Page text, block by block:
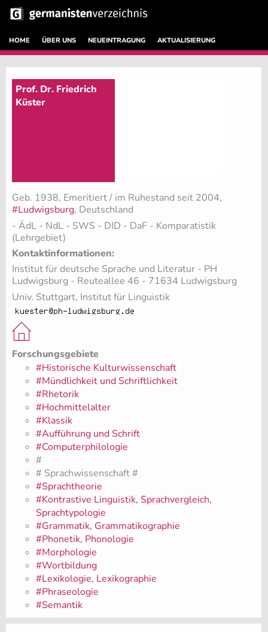
HOME ÜBER UNS NEUEINTRAGUNG AKTUALISIERUNG
Prof. Dr. Friedrich
Küster
Geb. 1938, Emeritiert / im Ruhestand seit 2004,
#Ludwigsburg, Deutschland
- ÄdL - NdL - SWS - DID - DaF - Komparatistik
(Lehrgebiet)
Kontaktinformationen:
Institut für deutsche Sprache und Literatur - PH
Ludwigsburg - Reuteallee 46 - 71634 Ludwigsburg
Univ. Stuttgart, Institut für Linguistik
Forschungsgebiete
#Historische Kulturwissenschaft
#Mündlichkeit und Schriftlichkeit
#Rhetorik
#Hochmittelalter
#Klassik
#Aufführung und Schrift
#Computerphilologie
#
# Sprachwissenschaft #
#Sprachtheorie
#Kontrastive Linguistik, Sprachvergleich,
Sprachtypologie
#Grammatik, Grammatikographie
#Phonetik, Phonologie
#Morphologie
#Wortbildung
#Lexikologie, Lexikographie
#Phraseologie
#Semantik